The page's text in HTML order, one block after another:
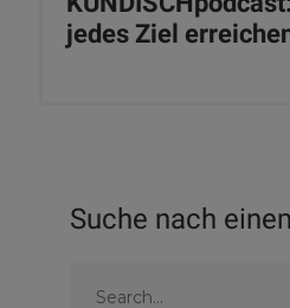
jedes Ziel
Suche nach